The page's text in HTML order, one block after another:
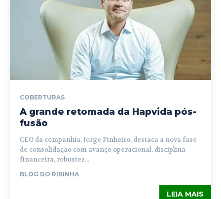
COBERTURAS
A grande retomada da Hapvida pós-
fusão
CEO da companhia, Jorge Pinheiro, destaca a nova fase
de consolidação com avanço operacional, disciplina
financeira, robustez...
BLOG DO RIBINHA
LEIA MAIS